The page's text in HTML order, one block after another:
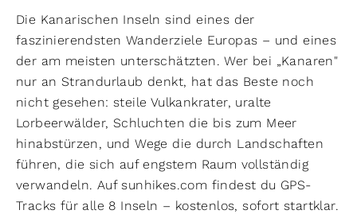
Die Kanarischen Inseln sind eines der
faszinierendsten Wanderziele Europas – und eines
der am meisten unterschätzten. Wer bei „Kanaren"
nur an Strandurlaub denkt, hat das Beste noch
nicht gesehen: steile Vulkankrater, uralte
Lorbeerwälder, Schluchten die bis zum Meer
hinabstürzen, und Wege die durch Landschaften
führen, die sich auf engstem Raum vollständig
verwandeln. Auf sunhikes.com findest du GPS-
Tracks für alle 8 Inseln – kostenlos, sofort startklar.